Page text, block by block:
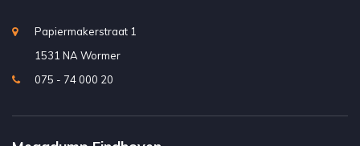
Papiermakerstraat 1
1531 NA Wormer
075 - 74 000 20